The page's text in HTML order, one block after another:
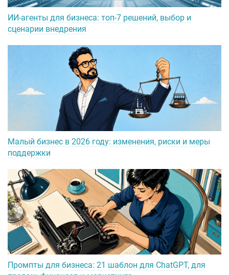
ИИ-агенты для бизнеса: топ-7 решений, выбор и
сценарии внедрения
Малый бизнес в 2026 году: изменения, риски и меры
поддержки
Промпты для бизнеса: 21 шаблон для ChatGPT, для